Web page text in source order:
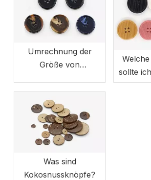
Umrechnung der
Größe von
sollte
Was sind
Kokosnussknöpfe?